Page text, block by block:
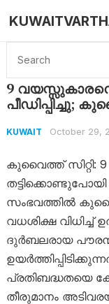
Home Kuwait 9
9
പീഡിപ്പിച്ചു;
KUWAIT October 29,
കുവൈത്ത് സിറ്റി:
തട്ടിക്കൊണ്ടുപോയി
സംഭവത്തിൽ
വധശിക്ഷ വിധിച്ച്
ദുർബലരായ
പ്രതിബദ്ധതയെ
തീരുമാനം